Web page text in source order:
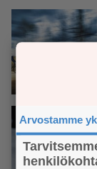
Arvostamme